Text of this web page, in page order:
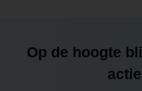
Op de hoogte